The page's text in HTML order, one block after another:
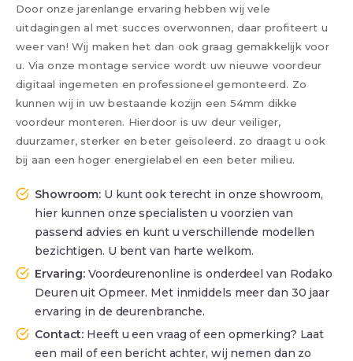
Door onze jarenlange ervaring hebben wij vele
uitdagingen al met succes overwonnen, daar profiteert u
weer van! Wij maken het dan ook graag gemakkelijk voor
u. Via onze montage service wordt uw nieuwe voordeur
digitaal ingemeten en professioneel gemonteerd. Zo
kunnen wij in uw bestaande kozijn een 54mm dikke
voordeur monteren. Hierdoor is uw deur veiliger,
duurzamer, sterker en beter geïsoleerd. zo draagt u ook
bij aan een hoger energielabel en een beter milieu.
Showroom: U kunt ook terecht in onze showroom,
hier kunnen onze specialisten u voorzien van
passend advies en kunt u verschillende modellen
bezichtigen. U bent van harte welkom.
Ervaring: Voordeurenonline is onderdeel van Rodako
Deuren uit Opmeer. Met inmiddels meer dan 30 jaar
ervaring in de deurenbranche.
Contact: Heeft u een vraag of een opmerking? Laat
een mail of een bericht achter, wij nemen dan zo